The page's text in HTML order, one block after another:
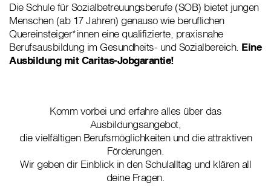
Die Schule für Sozialbetreuungsberufe (SOB) bietet jungen
Menschen (ab 17 Jahren) genauso wie beruflichen
Quereinsteiger*innen eine qualifizierte, praxisnahe
Berufsausbildung im Gesundheits- und Sozialbereich. Eine
Ausbildung mit Caritas-Jobgarantie!
​Komm vorbei und erfahre alles über das
Ausbildungsangebot,
die vielfältigen Berufsmöglichkeiten und die attraktiven
Förderungen.
Wir geben dir Einblick in den Schulalltag und klären all
deine Fragen.